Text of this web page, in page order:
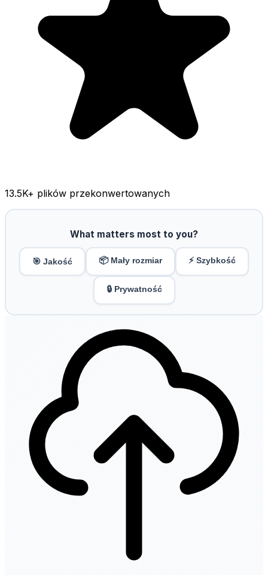
13.5K+ plików przekonwertowanych
What matters most to you?
🎯 Jakość 📦 Mały rozmiar ⚡ Szybkość
🔒 Prywatność